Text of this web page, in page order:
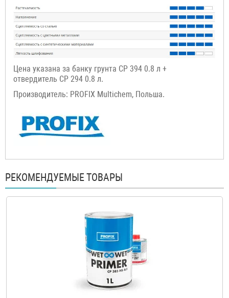
Цена указана за банку грунта CP 394 0.8 л +
отвердитель CP 294 0.8 л.
Производитель: PROFIX Multichem, Польша.
РЕКОМЕНДУЕМЫЕ ТОВАРЫ